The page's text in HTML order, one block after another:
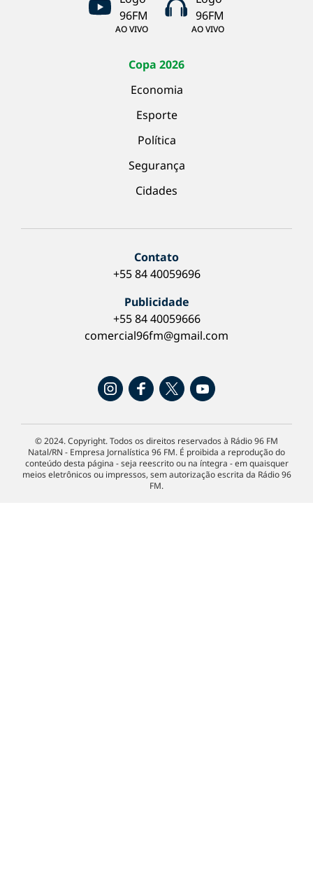
AO VIVO AO VIVO
Copa 2026
Economia
Esporte
Política
Segurança
Cidades
Contato
+55 84 40059696
Publicidade
+55 84 40059666
comercial96fm@gmail.com
© 2024. Copyright. Todos os direitos reservados à Rádio 96 FM
Natal/RN - Empresa Jornalística 96 FM. É proibida a reprodução do
conteúdo desta página - seja reescrito ou na íntegra - em quaisquer
meios eletrônicos ou impressos, sem autorização escrita da Rádio 96
FM.